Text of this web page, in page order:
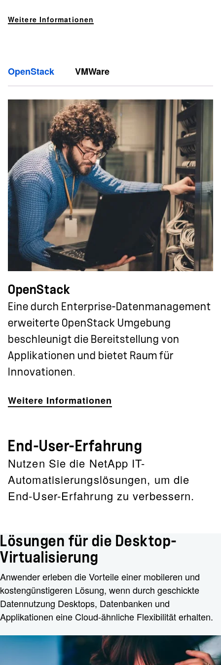
Weitere Informationen
OpenStack VMWare
OpenStack
Eine durch Enterprise-Datenmanagement
erweiterte OpenStack Umgebung
beschleunigt die Bereitstellung von
Applikationen und bietet Raum für
Innovationen.
Weitere Informationen
End-User-Erfahrung
Nutzen Sie die NetApp IT-
Automatisierungslösungen, um die
End-User-Erfahrung zu verbessern.
Lösungen für die Desktop-
Virtualisierung
Anwender erleben die Vorteile einer mobileren und
kostengünstigeren Lösung, wenn durch geschickte
Datennutzung Desktops, Datenbanken und
Applikationen eine Cloud-ähnliche Flexibilität erhalten.